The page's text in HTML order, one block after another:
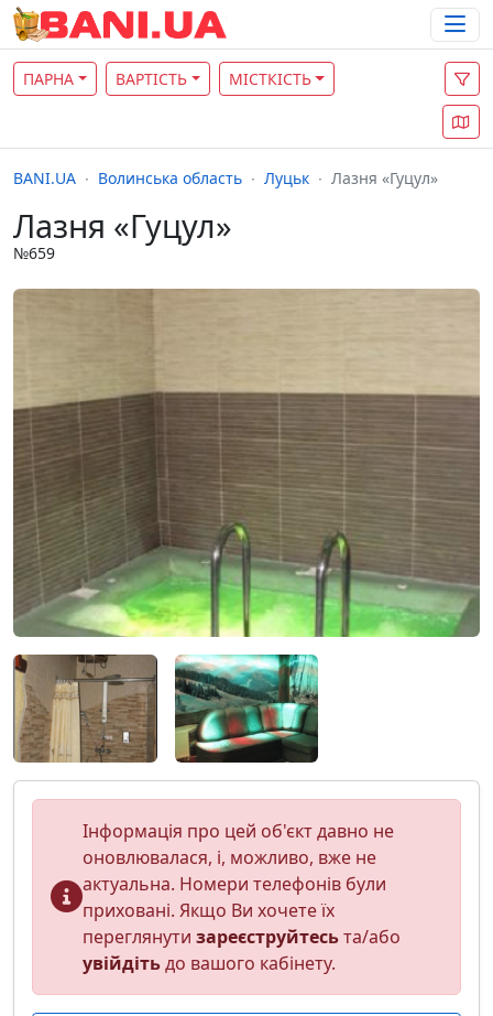
ПАРНА ВАРТІСТЬ МІСТКІСТЬ
BANI.UA Волинська область Луцьк Лазня «Гуцул»
Лазня «Гуцул»
№659
Інформація про цей об'єкт давно не
оновлювалася, і, можливо, вже не
актуальна. Номери телефонів були
приховані. Якщо Ви хочете їх
переглянути зареєструйтесьта/або
увійдітьдо вашого кабінету.